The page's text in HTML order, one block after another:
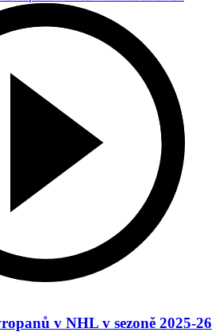
v NHL v sezoně 2025-26